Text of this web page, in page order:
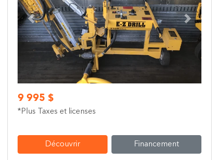
Previous Next
9 995 $
*Plus Taxes et licenses
Découvrir Financement